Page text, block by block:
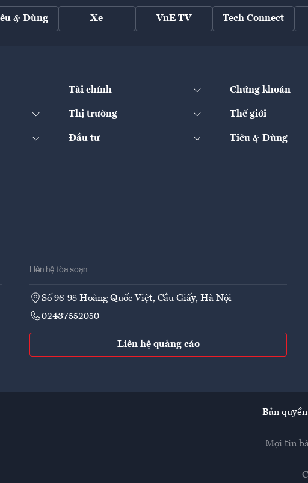
& Dùng Xe VnE TV Tech Connect
Tài chính Chứng khoán
Thị trường Thế giới
Đầu tư Tiêu & Dùng
Liên hệ tòa soạn
Số 96-98 Hoàng Quốc Việt, Cầu Giấy, Hà Nội
02437552050
Liên hệ quảng cáo
Bản
Mọi tin